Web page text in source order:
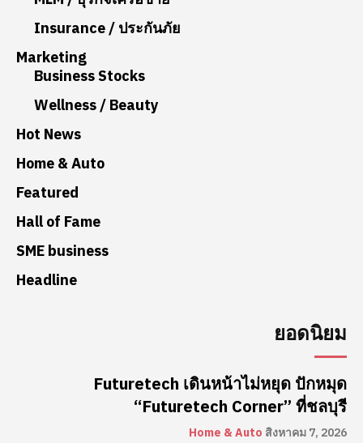
Insurance / ประกันภัย
Marketing
Business Stocks
Wellness / Beauty
Hot News
Home & Auto
Featured
Hall of Fame
SME business
Headline
ยอดนิยม
Futuretech เดินหน้าไม่หยุด ปักหมุด
“Futuretech Corner” ที่ชลบุรี
Home & Auto สิงหาคม 7, 2026